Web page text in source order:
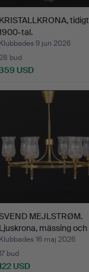
KRISTALLKRONA, tidigt
tal.
Klubbades 9 jun 2026
bud
USD
MEJLSTRØM.
Ljuskrona, mässing och
gl…
Klubbades 16 maj 2026
bud
USD